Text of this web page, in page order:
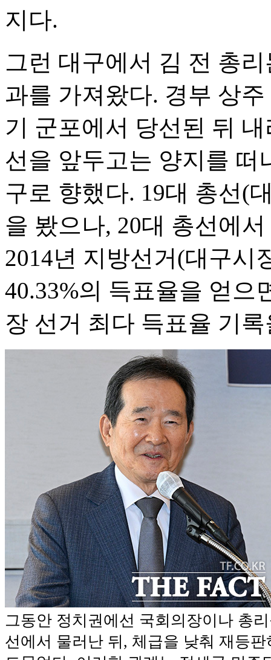
지다.
그런 대구에서 김 전 총
과를 가져왔다. 경부 상
기 군포에서 당선된 뒤
선을 앞두고는 양지를 떠
구로 향했다. 19대 총선(
을 봤으나, 20대 총선에
2014년 지방선거(대구시
40.33%의 득표율을 얻으
장 선거 최다 득표율 기
그동안 정치권에선 국회의장이나 총
선에서 물러난 뒤, 체급을 낮춰 재등